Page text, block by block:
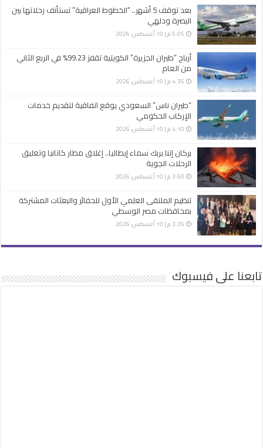
بعد توقف 5 أشهر.. “الخطوط العراقية” تستأنف رحلاتها بين
البصرة ودلهي
5:05 م | 10 أغسطس، 2026
أرباح “طيران الجزيرة” الكويتية تقفز 99.23% في الربع الثاني
من العام
4:35 م | 10 أغسطس، 2026
“طيران ناس” السعودي يوقع اتفاقية لتقديم خدمات
الإركاب الحكومي
4:10 م | 10 أغسطس، 2026
بركان إتنا يربك سماء إيطاليا.. إغلاق مطار كاتانيا وتعليق
الرحلات الجوية
3:50 م | 10 أغسطس، 2026
تنظيم الملتقى العلمي الأول للحفائر والبعثات المشتركة
بمحافظات مصر الوسطي
3:35 م | 10 أغسطس، 2026
تابعنا على فيسبوك